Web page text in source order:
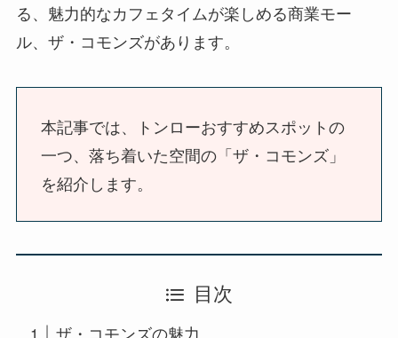
る、魅力的なカフェタイムが楽しめる商業モー
ル、ザ・コモンズがあります。
本記事では、トンローおすすめスポットの
一つ、落ち着いた空間の「ザ・コモンズ」
を紹介します。
目次
ザ・コモンズの魅力